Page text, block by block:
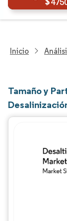
Inicio
Tamaño y